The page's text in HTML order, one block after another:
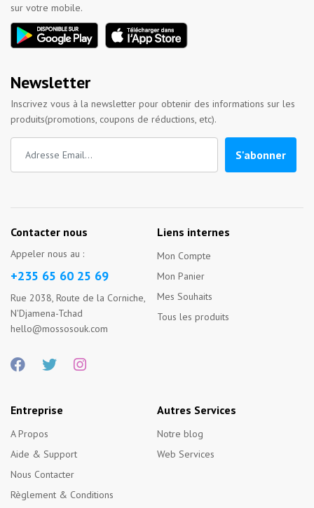
sur votre mobile.
Newsletter
Inscrivez vous à la newsletter pour obtenir des informations sur les
produits(promotions, coupons de réductions, etc).
S'abonner
Contacter nous
Appeler nous au :
+235 65 60 25 69
Rue 2038, Route de la Corniche,
N'Djamena-Tchad
hello@mossosouk.com
Liens internes
Mon Compte
Mon Panier
Mes Souhaits
Tous les produits
Entreprise
A Propos
Aide & Support
Nous Contacter
Règlement & Conditions
Autres Services
Notre blog
Web Services